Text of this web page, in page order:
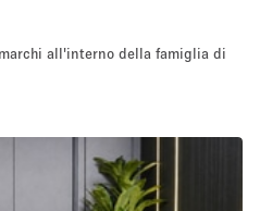
artistico
all'interno della famiglia di